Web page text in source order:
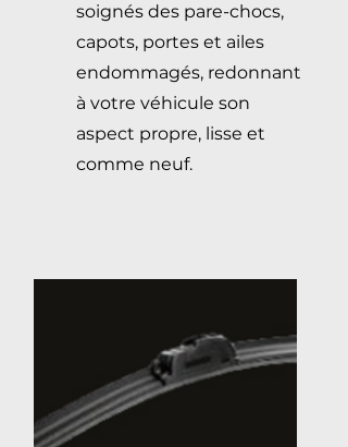
soignés des pare-chocs,
capots, portes et ailes
endommagés, redonnant
à votre véhicule son
aspect propre, lisse et
comme neuf.